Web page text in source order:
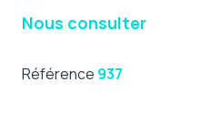
Nous consulter
Référence 937